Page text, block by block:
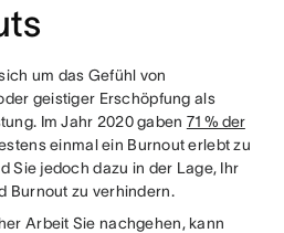
um das Gefühl von
geistiger Erschöpfung als
Im Jahr 2020 gaben 71 % der
einmal ein Burnout erlebt zu
Sie jedoch dazu in der Lage, Ihr
Burnout zu verhindern.
Arbeit Sie nachgehen, kann